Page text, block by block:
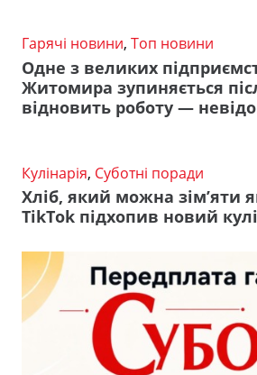
Гарячі новини, Топ новини
Одне з великих
Житомира зупиняється
відновить роботу —
Кулінарія, Суботні поради
Хліб, який можна зім’яти
TikTok підхопив новий